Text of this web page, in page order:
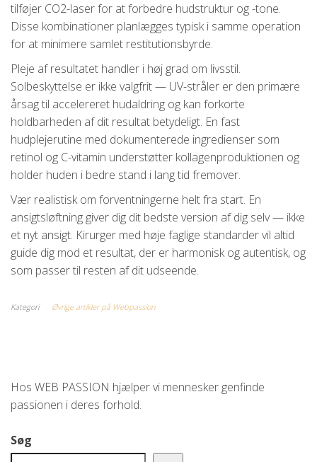
tilføjer CO2-laser for at forbedre hudstruktur og -tone.
Disse kombinationer planlægges typisk i samme operation
for at minimere samlet restitutionsbyrde.
Pleje af resultatet handler i høj grad om livsstil.
Solbeskyttelse er ikke valgfrit — UV-stråler er den primære
årsag til accelereret hudaldring og kan forkorte
holdbarheden af dit resultat betydeligt. En fast
hudplejerutine med dokumenterede ingredienser som
retinol og C-vitamin understøtter kollagenproduktionen og
holder huden i bedre stand i lang tid fremover.
Vær realistisk om forventningerne helt fra start. En
ansigtsløftning giver dig dit bedste version af dig selv — ikke
et nyt ansigt. Kirurger med høje faglige standarder vil altid
guide dig mod et resultat, der er harmonisk og autentisk, og
som passer til resten af dit udseende.
Kategori Øvrige artikler på Webpassion
Hos WEB PASSION hjælper vi mennesker genfinde
passionen i deres forhold.
Søg